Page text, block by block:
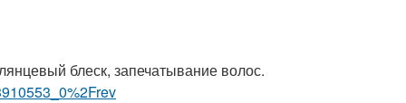
блеск, запечатывание волос.